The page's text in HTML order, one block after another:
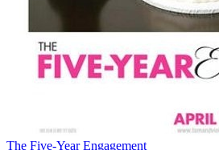
The Five-Year Engagement